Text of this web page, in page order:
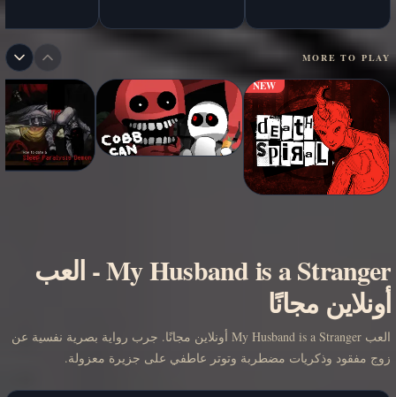
MORE TO PLAY
NEW
My Husband is a Stranger
- العب
أونلاين مجانًا
العب My Husband is a Stranger أونلاين مجانًا. جرب رواية بصرية نفسية عن
زوج مفقود وذكريات مضطربة وتوتر عاطفي على جزيرة معزولة.